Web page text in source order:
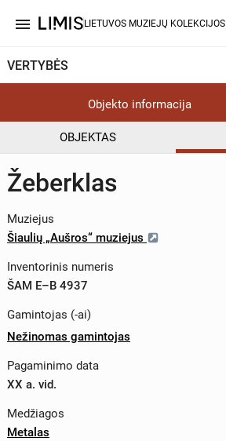
menu LIETUVOS MUZIEJŲ KOLEKCIJOS
VERTYBĖS
Objekto informacija
OBJEKTAS
Žeberklas
Muziejus
Šiaulių „Aušros“ muziejus
Inventorinis numeris
ŠAM E–B 4937
Gamintojas (-ai)
Nežinomas gamintojas
Pagaminimo data
XX a. vid.
Medžiagos
Metalas